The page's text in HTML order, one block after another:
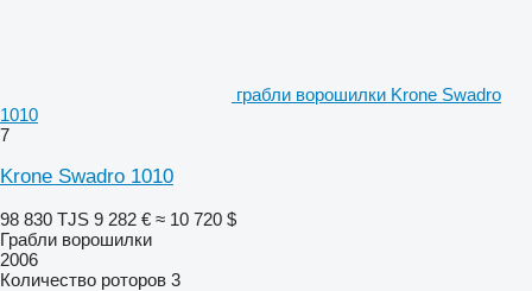
грабли ворошилки Krone Swadro
1010
7
Krone Swadro 1010
98 830 TJS 9 282 € ≈ 10 720 $
Грабли ворошилки
2006
Количество роторов 3